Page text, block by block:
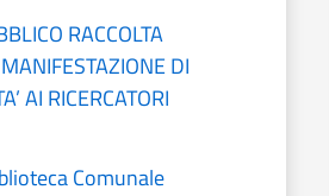
RACCOLTA
DI
AI RICERCATORI
Comunale